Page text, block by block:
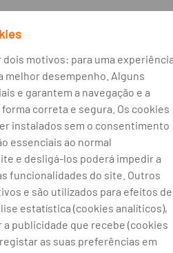
dois motivos: para uma
melhor desempenho. Alguns
e garantem a navegação e a
correta e segura. Os cookies
instalados sem o consentimento
essenciais ao normal
e desligá-los poderá impedir a
funcionalidades do site. Outros
e são utilizados para efeitos de
estatística (cookies analíticos),
a publicidade que recebe (cookies
as suas preferências em